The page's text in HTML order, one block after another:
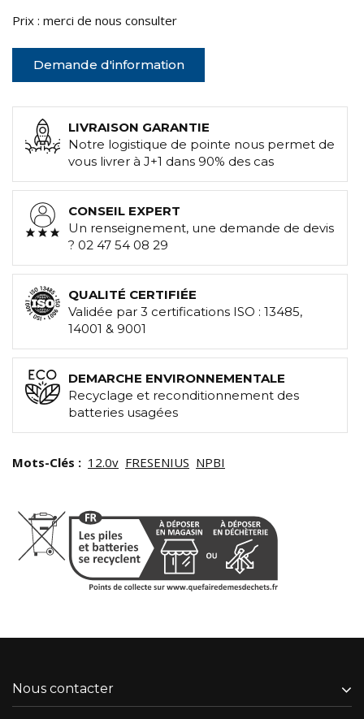
Prix : merci de nous consulter
Demande d'information
LIVRAISON GARANTIE
Notre logistique de pointe nous permet de
vous livrer à J+1 dans 90% des cas
CONSEIL EXPERT
Un renseignement, une demande de devis
? 02 47 54 08 29
QUALITÉ CERTIFIÉE
Validée par 3 certifications ISO : 13485,
14001 & 9001
DEMARCHE ENVIRONNEMENTALE
Recyclage et reconditionnement des
batteries usagées
Mots-Clés : 12.0v FRESENIUS NPBI
Nous contacter